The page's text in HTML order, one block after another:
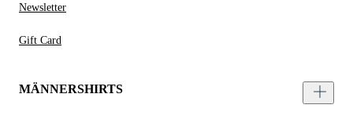
Newsletter
Gift Card
MÄNNERSHIRTS